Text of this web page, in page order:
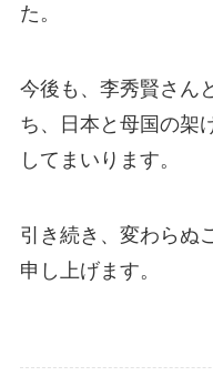
た。
今後も、李秀賢さん
ち、日本と母国の架
してまいります。
引き続き、変わらぬ
申し上げます。